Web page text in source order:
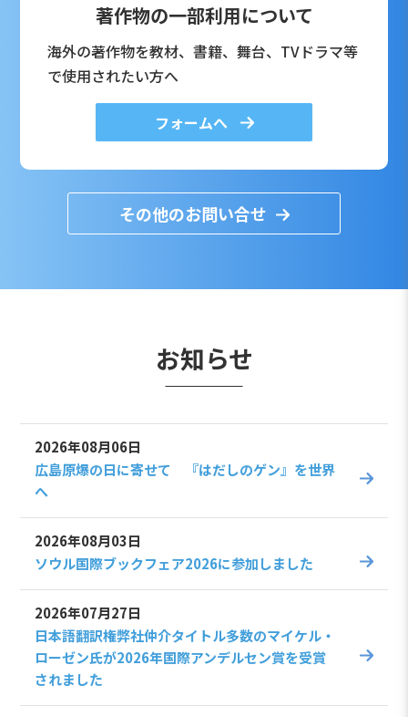
著作物の一部利用について
海外の著作物を教材、書籍、舞台、TVドラマ等
で使用されたい方へ
フォームへ
その他のお問い合せ
お知らせ
2026年08月06日
広島原爆の日に寄せて 『はだしのゲン』を世界
へ
2026年08月03日
ソウル国際ブックフェア2026に参加しました
2026年07月27日
日本語翻訳権弊社仲介タイトル多数のマイケル・
ローゼン氏が2026年国際アンデルセン賞を受賞
されました